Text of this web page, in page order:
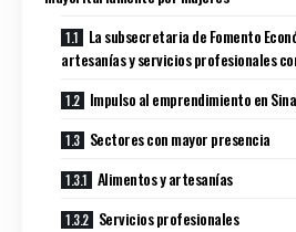
La subsecretaria de Fomento
artesanías y servicios profesionales
Impulso al emprendimiento en
Sectores con mayor presencia
Alimentos y artesanías
Servicios profesionales